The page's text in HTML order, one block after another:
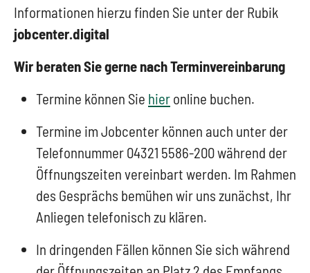
Informationen hierzu finden Sie unter der Rubik
jobcenter.digital
Wir beraten Sie gerne nach Terminvereinbarung
Termine können Sie hier online buchen.
Termine im Jobcenter können auch unter der
Telefonnummer 04321 5586-200 während der
Öffnungszeiten vereinbart werden. Im Rahmen
des Gesprächs bemühen wir uns zunächst, Ihr
Anliegen telefonisch zu klären.
In dringenden Fällen können Sie sich während